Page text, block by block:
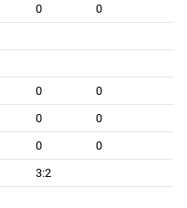
0
0
0
0
0
0
0
0
3:2